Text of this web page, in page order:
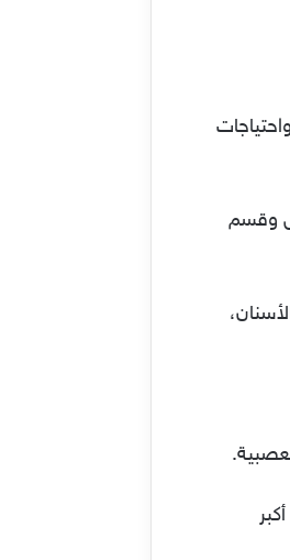
بها كافة مستلزمات واحتياجات
وقسم
العناية باللثة والأسنان،
تعتبر أكبر